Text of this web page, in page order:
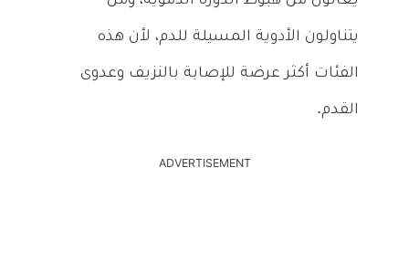
يتناولون الأدوية المسيلة للدم، لأن هذه
الفئات أكثر عرضة للإصابة بالنزيف وعدوى
القدم.
ADVERTISEMENT